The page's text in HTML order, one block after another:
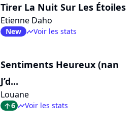
Tirer La Nuit Sur Les Étoiles
Etienne Daho
New timelineVoir les stats
Sentiments Heureux (nan
J’d...
Louane
arrow_top6 timelineVoir les stats